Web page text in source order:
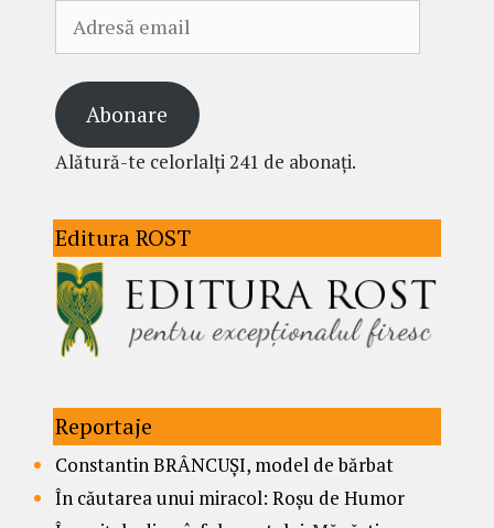
email
Abonare
Alătură-te celorlalți 241 de abonați.
Editura ROST
Reportaje
Constantin BRÂNCUȘI, model de bărbat
În căutarea unui miracol: Roșu de Humor